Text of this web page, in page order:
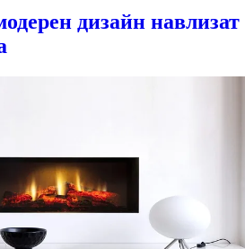
дизайн навлизат